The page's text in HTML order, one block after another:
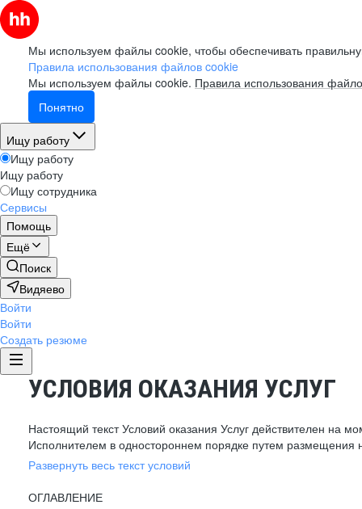
Мы используем файлы cookie, чтобы обеспечивать
Правила использования файлов cookie
Мы используем файлы cookie. Правила использования
Понятно
Ищу работу
Ищу работу
Ищу работу
Ищу сотрудника
Сервисы
Помощь
Ещё
Поиск
Видяево
Войти
Войти
Создать резюме
УСЛОВИЯ ОКАЗАНИЯ УСЛУГ
Настоящий текст Условий оказания Услуг действителен на
Исполнителем в одностороннем порядке путем размещения
Развернуть весь текст условий
ОГЛАВЛЕНИЕ